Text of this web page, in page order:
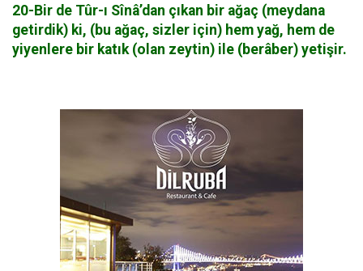
20-Bir de Tûr-ı Sînâ’dan çıkan bir ağaç (meydana
getirdik) ki, (bu ağaç, sizler için) hem yağ, hem de
yiyenlere bir katık (olan zeytin) ile (berâber) yetişir.